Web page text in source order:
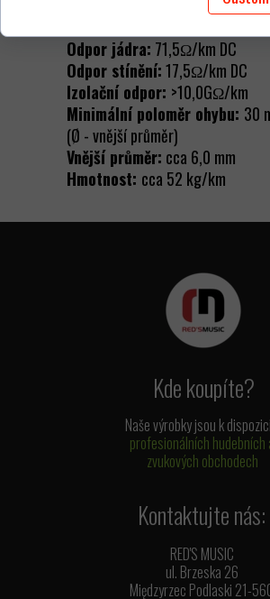
Odpor jádra: 71,5Ω/km DC
Odpor stínění:17,5Ω/km DC
Izolační odpor: >10,0GΩ/km
Minimální poloměr ohybu: 30
(Ø - vnější průměr)
Vnější průměr: cca 6,0 mm
Hmotnost: cca 52 kg/km
Naše výrobky jsou k
profesionálních hudebních
zvukových obchodech
Kde koupíte?
Kontaktujte nás:
RED'S MUSIC
ul. Brzeska 26
Międzyrzec Podlaski 21-